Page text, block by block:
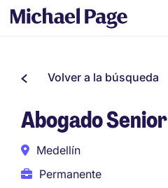
Volver a la búsqueda
Abogado Senior
Medellín
Permanente